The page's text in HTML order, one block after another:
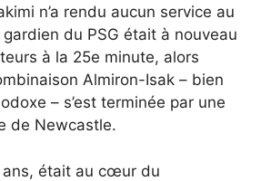
n’a rendu aucun service au
du PSG était à nouveau
à la 25e minute, alors
Almiron-Isak – bien
– s’est terminée par une
de Newcastle.
ans, était au cœur du